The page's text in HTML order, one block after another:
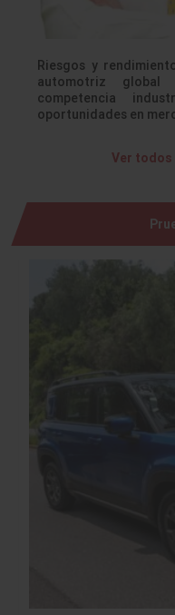
Riesgos y
automotriz
competencia
oportunidades en
Ver todos